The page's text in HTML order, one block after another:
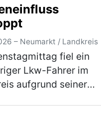
– Neumarkt / Landkreis
fiel ein
Lkw-Fahrer im
aufgrund seiner